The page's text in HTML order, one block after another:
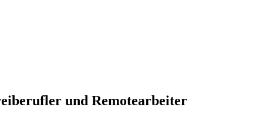
und Remotearbeiter